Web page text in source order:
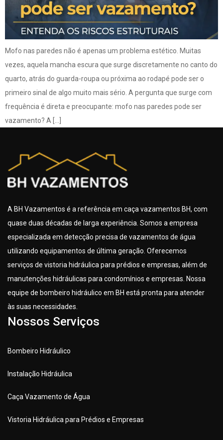
Mofo nas paredes não é apenas um problema estético. Muitas
vezes, aquela mancha escura que surge discretamente no canto do
quarto, atrás do guarda-roupa ou próxima ao rodapé pode ser o
primeiro sinal de algo muito mais sério. A pergunta que surge com
frequência é direta e preocupante: mofo nas paredes pode ser
vazamento? A […]
A BH Vazamentos é a referência em caça vazamentos BH, com
quase duas décadas de larga experiência. Somos a empresa
especializada em detecção precisa de vazamentos de água
utilizando equipamentos de última geração. Oferecemos
serviços de vistoria hidráulica para prédios e empresas, além de
manutenções hidráulicas para condomínios e empresas. Nossa
equipe de bombeiro hidráulico em BH está pronta para atender
às suas necessidades.
Nossos Serviços
Bombeiro Hidráulico
Instalação Hidráulica
Caça Vazamento de Água
Vistoria Hidráulica para Prédios e Empresas